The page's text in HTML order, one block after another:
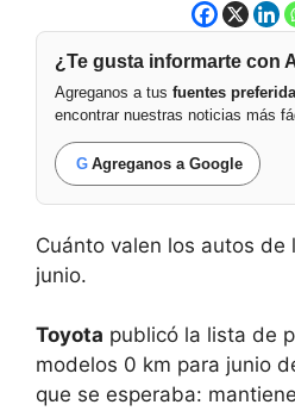
¿Te gusta informarte con
Agreganos a tus fuentes
encontrar nuestras noticias más
G Agreganos a Google
Cuánto valen los autos de
junio.
Toyota publicó la lista de
modelos 0 km para junio
que se esperaba: